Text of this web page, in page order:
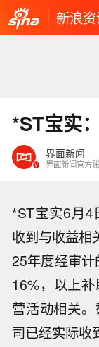
新浪
*ST宝实
界面新闻
界面新闻官方
*ST宝实6月4
收到与收益相
25年度经审
16%，以上
营活动相关
司已经实际收